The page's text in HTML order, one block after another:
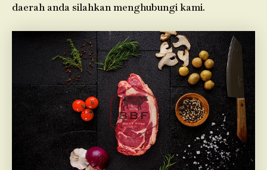
daerah anda silahkan menghubungi kami.